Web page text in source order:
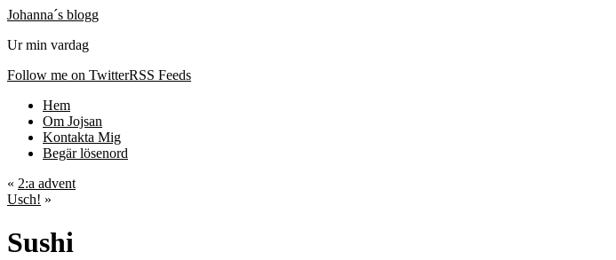
Johanna´s blogg
Ur min vardag
Follow me on TwitterRSS Feeds
Hem
Om Jojsan
Kontakta Mig
Begär lösenord
« 2:a advent
Usch! »
Sushi